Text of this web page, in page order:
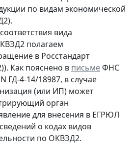
по видам экономической
вида
полагаем
в Росстандарт
Как пояснено в письмеФНС
ГД-4-14/18987, в случае
(или ИП) может
орган
для внесения в ЕГРЮЛ
о кодах видов
по ОКВЭД2.